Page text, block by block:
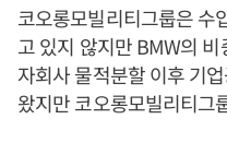
코오롱모빌리티그룹은 수
고 있지 않지만 BMW의
자회사 물적분할 이후 기
왔지만 코오롱모빌리티그